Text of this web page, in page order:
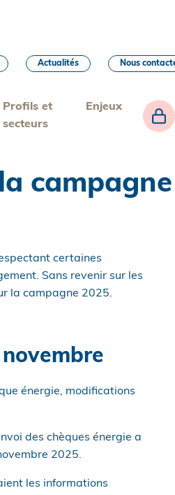
Profils et
secteurs
Enjeux
Actualités Nous
certaines
Sans revenir sur les
la campagne 2025.
énergie, modifications
des chèques énergie a
2025.
les informations